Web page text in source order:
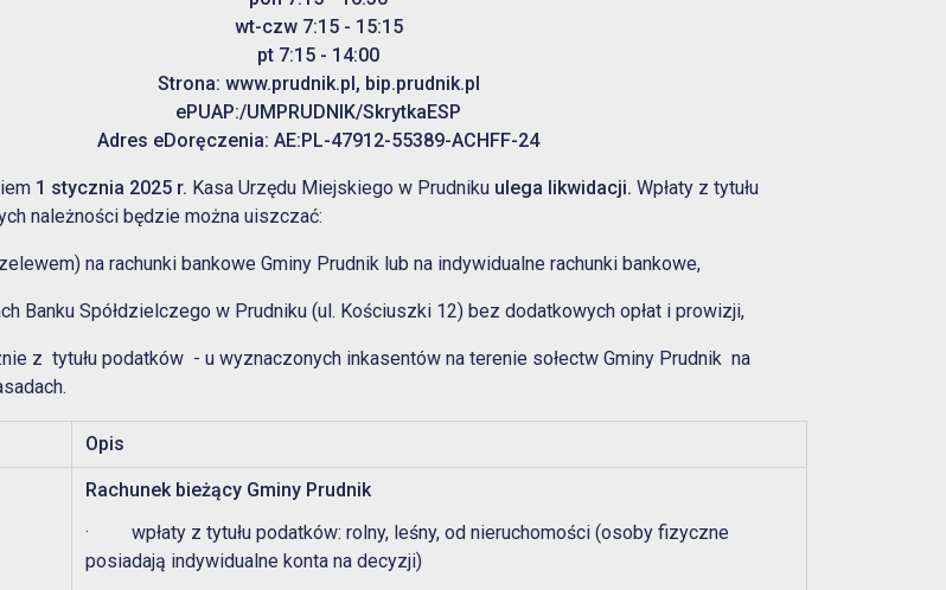
wt-czw 7:15 - 15:15
pt 7:15 - 14:00
Strona: www.prudnik.pl, bip.prudnik.pl
ePUAP:/UMPRUDNIK/SkrytkaESP
Adres eDoręczenia: AE:PL-47912-55389-ACHFF-24
1 stycznia 2025 r. Kasa Urzędu Miejskiego w Prudniku ulega likwidacji. Wpłaty z tytułu
należności będzie można uiszczać:
na rachunki bankowe Gminy Prudnik lub na indywidualne rachunki bankowe,
Banku Spółdzielczego w Prudniku (ul. Kościuszki 12) bez dodatkowych opłat i prowizji,
z tytułu podatków - u wyznaczonych inkasentów na terenie sołectw Gminy Prudnik na
Opis
Rachunek bieżący Gminy Prudnik
· wpłaty z tytułu podatków: rolny, leśny, od nieruchomości (osoby fizyczne
posiadają indywidualne konta na decyzji)